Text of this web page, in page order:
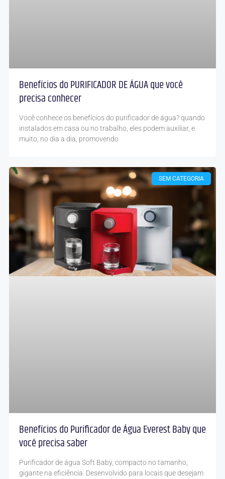
Benefícios do PURIFICADOR DE ÁGUA que você
precisa conhecer
Você conhece os benefícios do purificador de água? quando
instalados em casa ou no trabalho, eles podem auxiliar, e
muito, no dia a dia, promovendo
SEM CATEGORIA
Benefícios do Purificador de Água Everest Baby que
você precisa saber
Purificador de água Soft Baby, compacto no tamanho,
gigante na eficiência. Desenvolvido para locais que desejam